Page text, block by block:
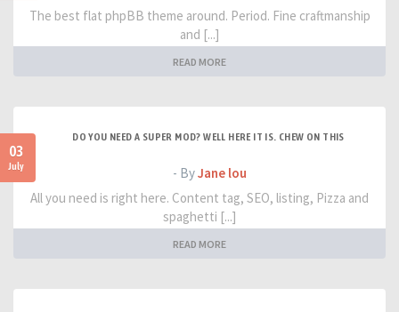
The best flat phpBB theme around. Period. Fine craftmanship
and [...]
READ MORE
03
July
DO YOU NEED A SUPER MOD? WELL HERE IT IS. CHEW ON THIS
- ByJane lou
All you need is right here. Content tag, SEO, listing, Pizza and
spaghetti [...]
READ MORE